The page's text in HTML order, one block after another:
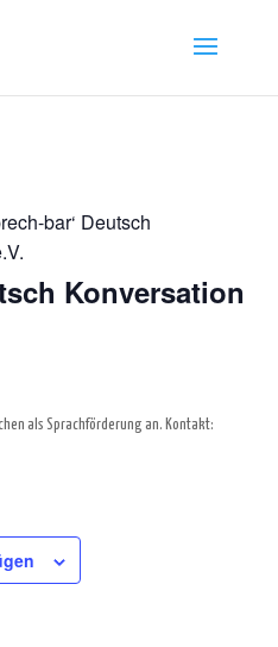
bar‘ Deutsch
Konversation
als Sprachförderung an. Kontakt: